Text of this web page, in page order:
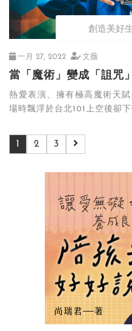
創造美好
一月 27, 2022 文薇
當「魔術」變成「詛咒
熱愛表演、擁有極高魔術天
場時飄浮於台北101上空後卻下
1 2 3